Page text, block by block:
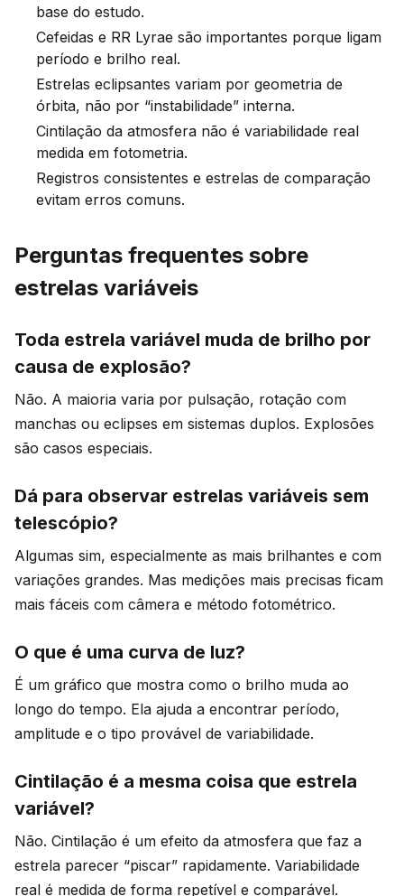
base do estudo.
Cefeidas e RR Lyrae são importantes porque ligam
período e brilho real.
Estrelas eclipsantes variam por geometria de
órbita, não por “instabilidade” interna.
Cintilação da atmosfera não é variabilidade real
medida em fotometria.
Registros consistentes e estrelas de comparação
evitam erros comuns.
Perguntas frequentes sobre
estrelas variáveis
Toda estrela variável muda de brilho por
causa de explosão?
Não. A maioria varia por pulsação, rotação com
manchas ou eclipses em sistemas duplos. Explosões
são casos especiais.
Dá para observar estrelas variáveis sem
telescópio?
Algumas sim, especialmente as mais brilhantes e com
variações grandes. Mas medições mais precisas ficam
mais fáceis com câmera e método fotométrico.
O que é uma curva de luz?
É um gráfico que mostra como o brilho muda ao
longo do tempo. Ela ajuda a encontrar período,
amplitude e o tipo provável de variabilidade.
Cintilação é a mesma coisa que estrela
variável?
Não. Cintilação é um efeito da atmosfera que faz a
estrela parecer “piscar” rapidamente. Variabilidade
real é medida de forma repetível e comparável.